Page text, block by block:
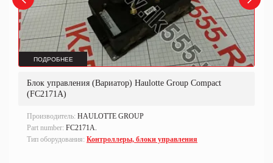
ПОДРОБНЕЕ
Блок управления (Вариатор) Haulotte Group Compact
(FC2171A)
Производитель: HAULOTTE GROUP
Part number: FC2171A.
Тип оборудования: Контроллеры, блоки управления